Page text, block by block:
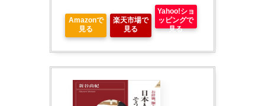
Amazonで
見る
楽天市場で
見る
Yahoo!ショ
ッピングで
見る